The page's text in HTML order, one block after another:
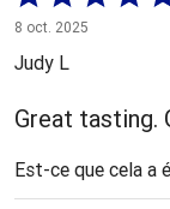
5 sur
5
8 oct. 2025
Judy L
Great tasting.
Est-ce que cela a